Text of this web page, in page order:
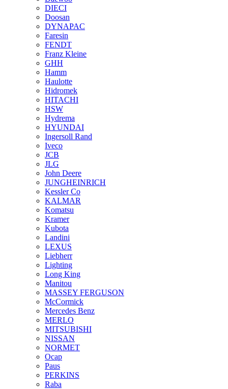
DIECI
Doosan
DYNAPAC
Faresin
FENDT
Franz Kleine
GHH
Hamm
Haulotte
Hidromek
HITACHI
HSW
Hydrema
HYUNDAI
Ingersoll Rand
Iveco
JCB
JLG
John Deere
JUNGHEINRICH
Kessler Co
KALMAR
Komatsu
Kramer
Kubota
Landini
LEXUS
Liebherr
Lighting
Long King
Manitou
MASSEY FERGUSON
McCormick
Mercedes Benz
MERLO
MITSUBISHI
NISSAN
NORMET
Ocap
Paus
PERKINS
Raba